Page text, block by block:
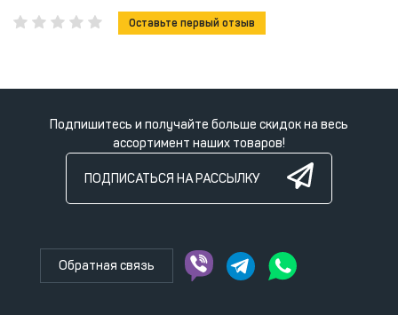
Оставьте первый отзыв
Подпишитесь и получайте больше скидок на весь
ассортимент наших товаров!
ПОДПИСАТЬСЯ НА РАССЫЛКУ
Обратная связь